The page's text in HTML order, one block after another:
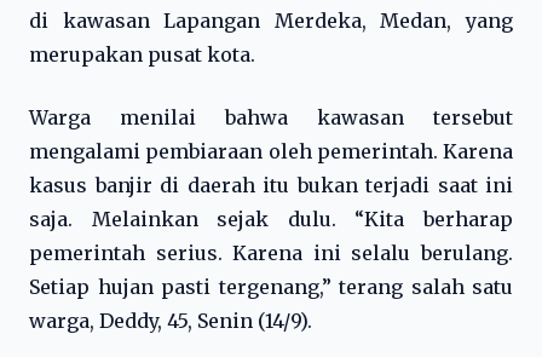
di kawasan Lapangan Merdeka, Medan, yang
merupakan pusat kota.
Warga menilai bahwa kawasan tersebut
mengalami pembiaraan oleh pemerintah. Karena
kasus banjir di daerah itu bukan terjadi saat ini
saja. Melainkan sejak dulu. “Kita berharap
pemerintah serius. Karena ini selalu berulang.
Setiap hujan pasti tergenang,” terang salah satu
warga, Deddy, 45, Senin (14/9).